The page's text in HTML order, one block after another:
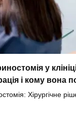
у
і кому вона
Хірургічне